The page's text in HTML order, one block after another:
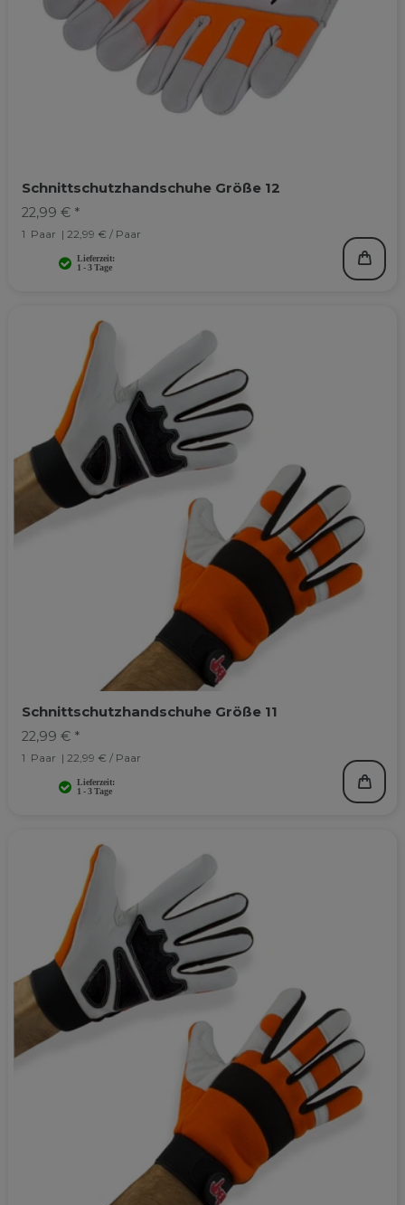
Schnittschutzhandschuhe Größe 12
22,99 € *
1 Paar | 22,99 € / Paar
Schnittschutzhandschuhe Größe 11
22,99 € *
1 Paar | 22,99 € / Paar